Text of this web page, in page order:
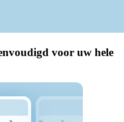
voor uw hele